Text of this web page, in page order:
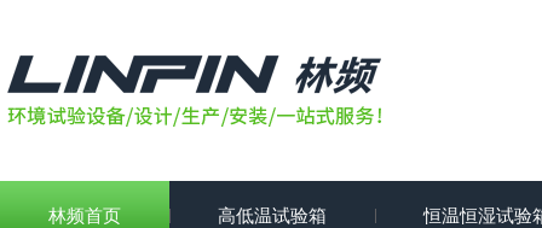
林频首页 高低温试验箱 恒温恒湿试验